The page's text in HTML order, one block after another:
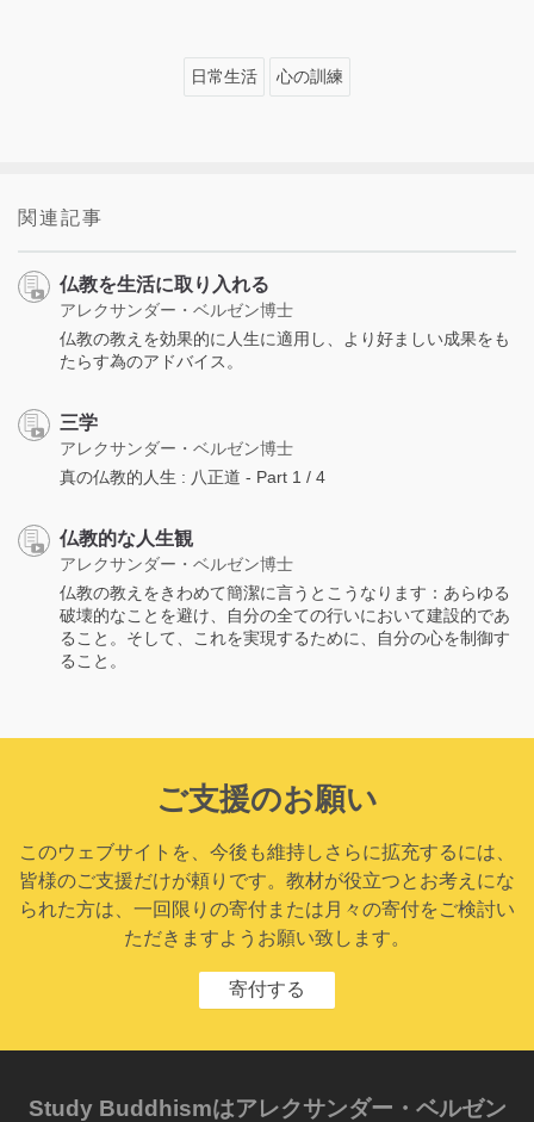
日常生活 心の訓練
関連記事
仏教を生活に取り入れる
アレクサンダー・ベルゼン博士
仏教の教えを効果的に人生に適用し、より好ましい成果をも
たらす為のアドバイス。
三学
アレクサンダー・ベルゼン博士
真の仏教的人生 : 八正道 - Part 1 / 4
仏教的な人生観
アレクサンダー・ベルゼン博士
仏教の教えをきわめて簡潔に言うとこうなります：あらゆる
破壊的なことを避け、自分の全ての行いにおいて建設的であ
ること。そして、これを実現するために、自分の心を制御す
ること。
ご支援のお願い
このウェブサイトを、今後も維持しさらに拡充するには、
皆様のご支援だけが頼りです。教材が役立つとお考えにな
られた方は、一回限りの寄付または月々の寄付をご検討い
ただきますようお願い致します。
寄付する
Study Buddhismはアレクサンダー・ベルゼン